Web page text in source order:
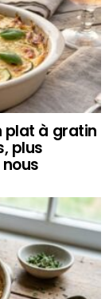
plat à gratin
plus